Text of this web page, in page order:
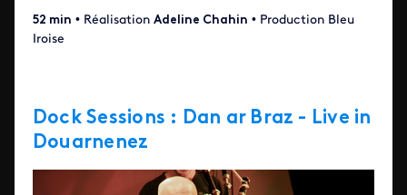
52 min • Réalisation Adeline Chahin • Production Bleu
Iroise
Dock Sessions : Dan ar Braz - Live in
Douarnenez